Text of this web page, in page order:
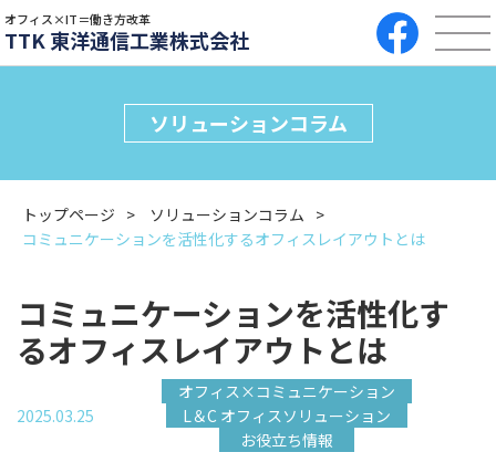
オフィス×IT＝働き方改革
TTK 東洋通信工業株式会社
ソリューションコラム
トップページ
ソリューションコラム
コミュニケーションを活性化するオフィスレイアウトとは
コミュニケーションを活性化す
るオフィスレイアウトとは
2025.03.25
オフィス×コミュニケーション
L＆C オフィスソリューション
お役立ち情報